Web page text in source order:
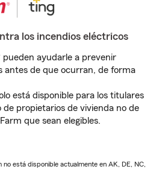
los incendios eléctricos
ayudarle a prevenir
antes de que ocurran, de forma
está disponible para los titulares
de propietarios de vivienda no de
que sean elegibles.
está disponible actualmente en AK, DE, NC,